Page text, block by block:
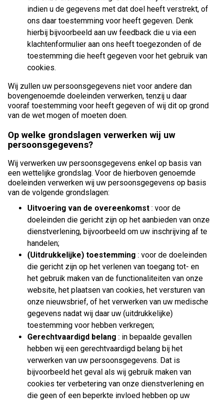
indien u de gegevens met dat doel heeft verstrekt, of
ons daar toestemming voor heeft gegeven. Denk
hierbij bijvoorbeeld aan uw feedback die u via een
klachtenformulier aan ons heeft toegezonden of de
toestemming die heeft gegeven voor het gebruik van
cookies.
Wij zullen uw persoonsgegevens niet voor andere dan
bovengenoemde doeleinden verwerken, tenzij u daar
vooraf toestemming voor heeft gegeven of wij dit op grond
van de wet mogen of moeten doen.
Op welke grondslagen verwerken wij uw
persoonsgegevens?
Wij verwerken uw persoonsgegevens enkel op basis van
een wettelijke grondslag. Voor de hierboven genoemde
doeleinden verwerken wij uw persoonsgegevens op basis
van de volgende grondslagen:
Uitvoering van de overeenkomst : voor de
doeleinden die gericht zijn op het aanbieden van onze
dienstverlening, bijvoorbeeld om uw inschrijving af te
handelen;
(Uitdrukkelijke) toestemming : voor de doeleinden
die gericht zijn op het verlenen van toegang tot- en
het gebruik maken van de functionaliteiten van onze
website, het plaatsen van cookies, het versturen van
onze nieuwsbrief, of het verwerken van uw medische
gegevens nadat wij daar uw (uitdrukkelijke)
toestemming voor hebben verkregen;
Gerechtvaardigd belang : in bepaalde gevallen
hebben wij een gerechtvaardigd belang bij het
verwerken van uw persoonsgegevens. Dat is
bijvoorbeeld het geval als wij gebruik maken van
cookies ter verbetering van onze dienstverlening en
die geen of een beperkte invloed hebben op uw